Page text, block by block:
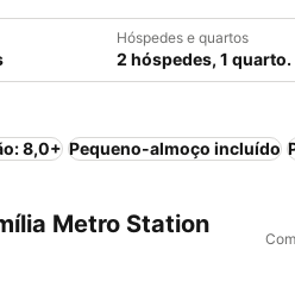
Hóspedes e quartos
2 hóspedes, 1 quarto.
8,0+ Pequeno-almoço incluído
Metro Station